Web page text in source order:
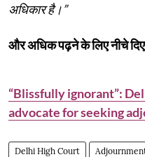
अधिकार है।”
और अधिक पढ़ने के लिए नीचे
“Blissfully ignorant”:
advocate for seeking
Delhi High Court